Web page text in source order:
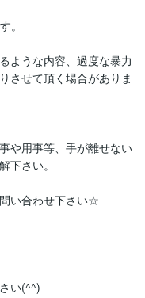
。
ような内容、過度な暴力
させて頂く場合がありま
や用事等、手が離せない
下さい。
い合わせ下さい☆